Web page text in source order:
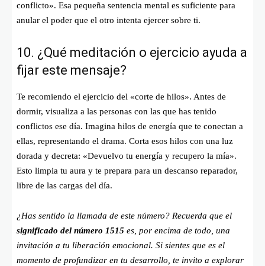
conflicto». Esa pequeña sentencia mental es suficiente para
anular el poder que el otro intenta ejercer sobre ti.
10. ¿Qué meditación o ejercicio ayuda a
fijar este mensaje?
Te recomiendo el ejercicio del «corte de hilos». Antes de
dormir, visualiza a las personas con las que has tenido
conflictos ese día. Imagina hilos de energía que te conectan a
ellas, representando el drama. Corta esos hilos con una luz
dorada y decreta: «Devuelvo tu energía y recupero la mía».
Esto limpia tu aura y te prepara para un descanso reparador,
libre de las cargas del día.
¿Has sentido la llamada de este número? Recuerda que el
significado del número 1515 es, por encima de todo, una
invitación a tu liberación emocional. Si sientes que es el
momento de profundizar en tu desarrollo, te invito a explorar